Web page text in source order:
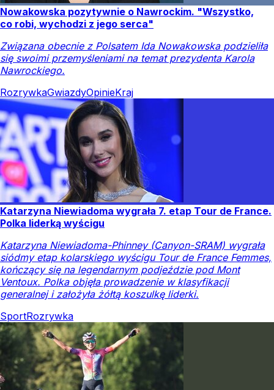
Nowakowska pozytywnie o Nawrockim. "Wszystko,
co robi, wychodzi z jego serca"
Związana obecnie z Polsatem Ida Nowakowska podzieliła
się swoimi przemyśleniami na temat prezydenta Karola
Nawrockiego.
RozrywkaGwiazdyOpinieKraj
Katarzyna Niewiadoma wygrała 7. etap Tour de France.
Polka liderką wyścigu
Katarzyna Niewiadoma-Phinney (Canyon-SRAM) wygrała
siódmy etap kolarskiego wyścigu Tour de France Femmes,
kończący się na legendarnym podjeździe pod Mont
Ventoux. Polka objęła prowadzenie w klasyfikacji
generalnej i założyła żółtą koszulkę liderki.
SportRozrywka